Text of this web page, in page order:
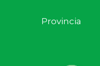
16 Provincia